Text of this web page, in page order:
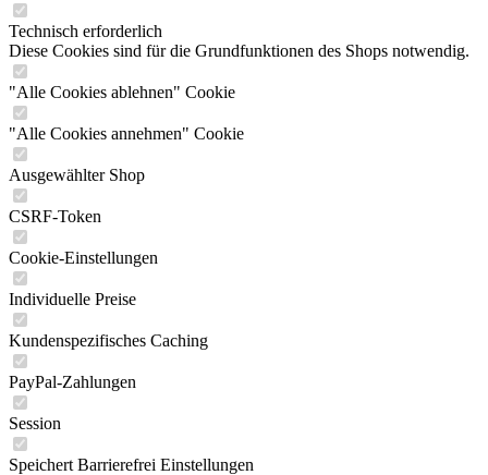
Technisch erforderlich
Diese Cookies sind für die Grundfunktionen des Shops notwendig.
"Alle Cookies ablehnen" Cookie
"Alle Cookies annehmen" Cookie
Ausgewählter Shop
CSRF-Token
Cookie-Einstellungen
Individuelle Preise
Kundenspezifisches Caching
PayPal-Zahlungen
Session
Speichert Barrierefrei Einstellungen